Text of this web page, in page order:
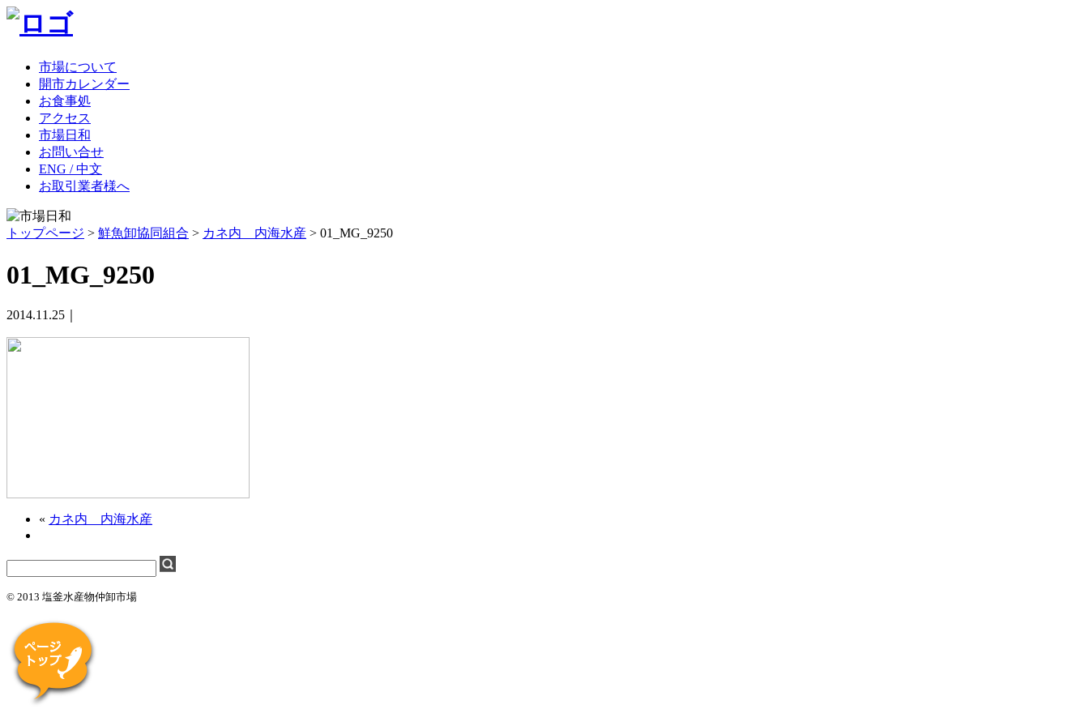
市場について
開市カレンダー
お食事処
アクセス
市場日和
お問い合せ
ENG / 中文
お取引業者様へ
トップページ > 鮮魚卸協同組合 > カネ内 内海水産 > 01_MG_9250
01_MG_9250
2014.11.25｜
« カネ内 内海水産
© 2013 塩釜水産物仲卸市場